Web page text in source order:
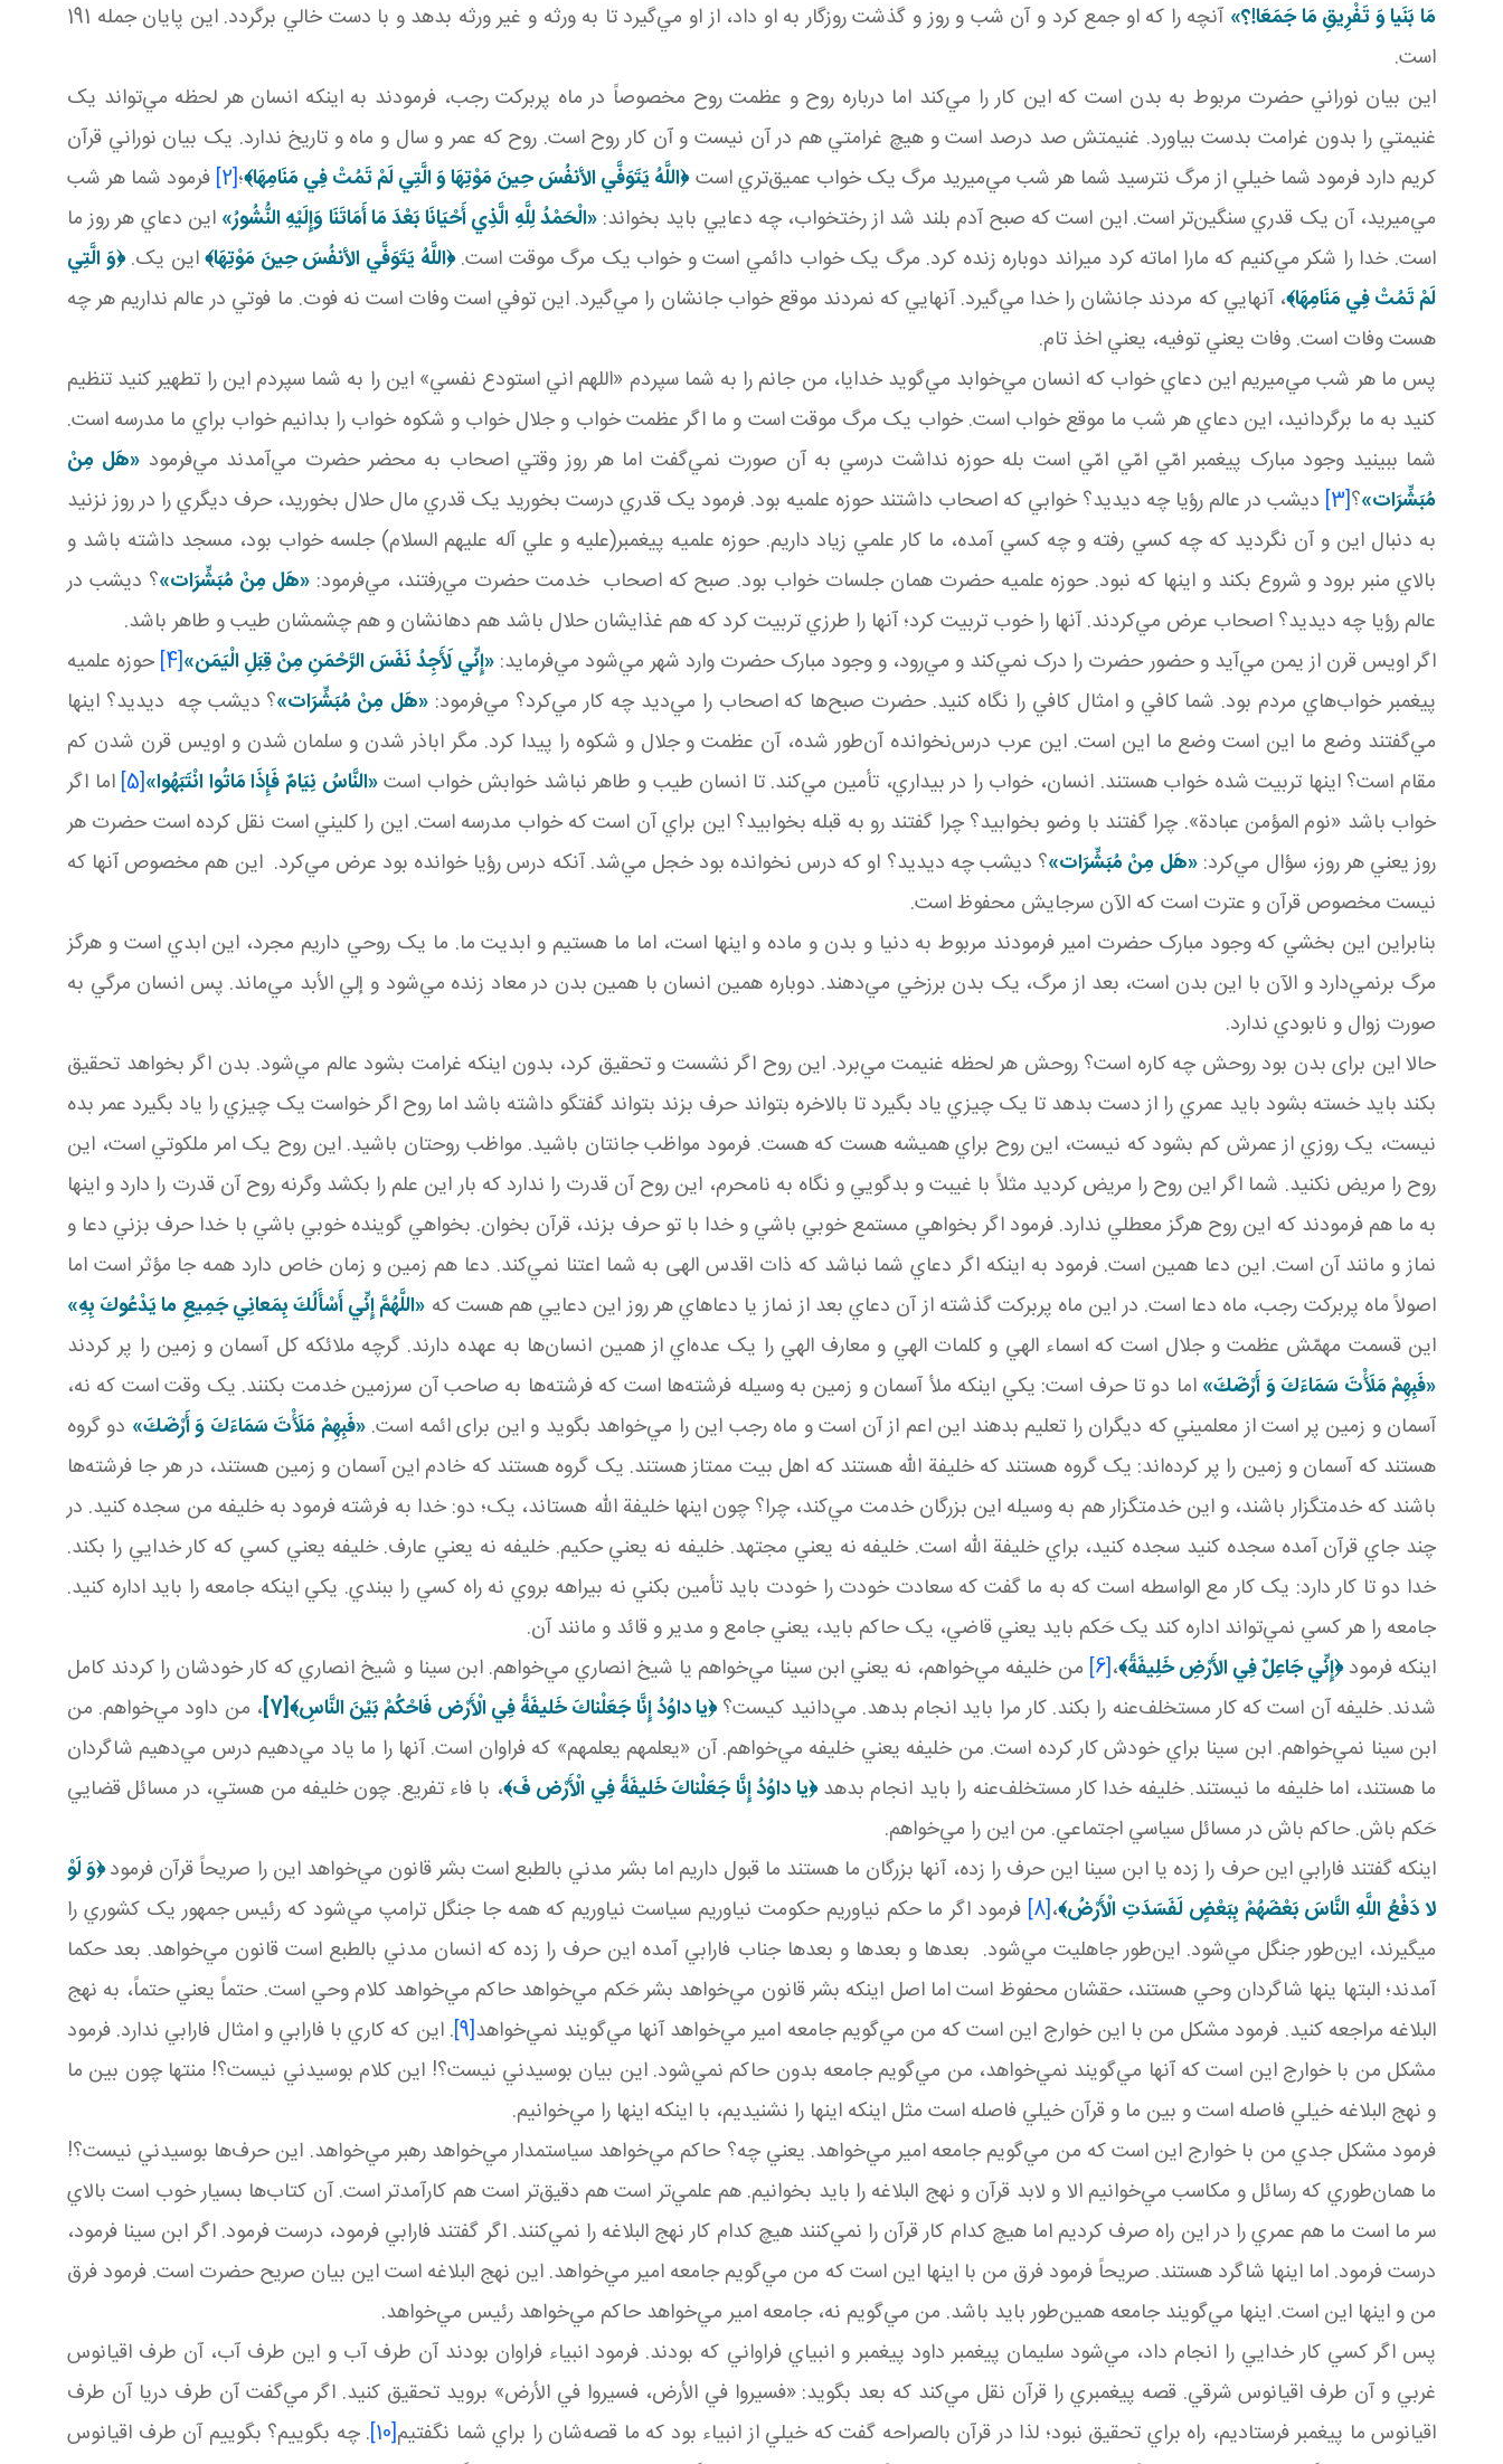
مَا بَنَيا وَ تَفْرِيقِ مَا جَمَعَا!؟»
آنچه را که او جمع کرد و آن شب و روز و گذشت روزگار به او داد، از او مي‌گيرد تا به ورثه و غير ورثه بدهد و با دست خالي برگردد. اين پايان جمله 191
است.
اين بيان نوراني حضرت مربوط به بدن است که اين کار را مي‌کند اما درباره روح و عظمت روح مخصوصاً در ماه پربرکت رجب، فرمودند به اينکه انسان هر لحظه مي‌تواند يک
غنيمتي را بدون غرامت بدست بياورد. غنيمتش صد درصد است و هيچ غرامتي هم در آن نيست و آن کار روح است. روح که عمر و سال و ماه و تاريخ ندارد. يک بيان نوراني قرآن
کريم دارد فرمود شما خيلي از مرگ نترسيد شما هر شب مي‌ميريد مرگ يک خواب عميق‌تري است﴿اللَّهُ يَتَوَفَّي الأنفُسَ حِينَ مَوْتِهَا وَ الَّتِي لَمْ تَمُتْ فِي مَنَامِهَا﴾؛[2]
فرمود شما هر شب
مي‌ميريد، آن يک قدري سنگين‌تر است. اين است که صبح آدم بلند شد از رختخواب، چه دعايي بايد بخواند:«الْحَمْدُ لِلَّهِ الَّذِي أَحْيَانَا بَعْدَ مَا أَمَاتَنَا وَإِلَيْهِ النُّشُورُ» اين دعاي هر روز ما
است. خدا را شکر مي‌کنيم که مارا اماته کرد ميراند دوباره زنده کرد. مرگ يک خواب دائمي است و خواب يک مرگ موقت است.﴿اللَّهُ يَتَوَفَّي الأنفُسَ حِينَ مَوْتِهَا﴾اين يک.﴿وَ الَّتِي
لَمْ تَمُتْ فِي مَنَامِهَا﴾، آنهايي که مردند جانشان را خدا مي‌گيرد. آنهايي که نمردند موقع خواب جانشان را مي‌گيرد. اين توفي است وفات است نه فوت. ما فوتي در عالم نداريم هر چه
هست وفات است. وفات يعني توفيه، يعني اخذ تام.
پس ما هر شب مي‌ميريم اين دعاي خواب که انسان مي‌خوابد مي‌گويد خدايا، من جانم را به شما سپردم «اللهم اني استودع نفسي» اين را به شما سپردم اين را تطهير کنيد تنظيم
کنيد به ما برگردانيد، اين دعاي هر شب ما موقع خواب است. خواب يک مرگ موقت است و ما اگر عظمت خواب و جلال خواب و شکوه خواب را بدانيم خواب براي ما مدرسه است.
شما ببينيد وجود مبارک پيغمبر امّي امّي امّي است بله حوزه نداشت درسي به آن صورت نمي‌گفت اما هر روز وقتي اصحاب به محضر حضرت مي‌آمدند مي‌فرمود «هَل مِنْ
مُبَشِّرَات»؟[3]
ديشب در عالم رؤيا چه ديديد؟ خوابي که اصحاب داشتند حوزه علميه بود. فرمود يک قدري درست بخوريد يک قدري مال حلال بخوريد، حرف ديگري را در روز نزنيد
به دنبال اين و آن نگرديد که چه کسي رفته و چه کسي آمده، ما کار علمي زياد داريم. حوزه علميه پيغمبر(عليه و علي آله عليهم السلام) جلسه خواب بود، مسجد داشته باشد و
بالاي منبر برود و شروع بکند و اينها که نبود. حوزه علميه حضرت همان جلسات خواب بود. صبح که اصحاب خدمت حضرت مي‌رفتند، مي‌فرمود: «هَل مِنْ مُبَشِّرَات»؟ ديشب در
عالم رؤيا چه ديديد؟ اصحاب عرض مي‌کردند. آنها را خوب تربيت کرد؛ آنها را طرزي تربيت کرد که هم غذايشان حلال باشد هم دهانشان و هم چشمشان طيب و طاهر باشد.
اگر اويس قرن از يمن مي‌آيد و حضور حضرت را درک نمي‌کند و مي‌رود، و وجود مبارک حضرت وارد شهر مي‌شود مي‌فرمايد:«إِنِّي لَأَجِدُ نَفَسَ الرَّحْمَنِ مِنْ قِبَلِ الْيَمَن‏»[4]
حوزه علميه
پيغمبر خواب‌هاي مردم بود. شما کافي و امثال کافي را نگاه کنيد. حضرت صبح‌ها که اصحاب را مي‌ديد چه کار مي‌کرد؟ مي‌فرمود: «هَل مِنْ مُبَشِّرَات»؟ ديشب چه ديديد؟ اينها
مي‌گفتند وضع ما اين است وضع ما اين است. اين عرب درس‌نخوانده آن‌طور شده، آن عظمت و جلال و شکوه را پيدا کرد. مگر اباذر شدن و سلمان شدن و اويس قرن شدن کم
مقام است؟ اينها تربيت شده خواب هستند. انسان، خواب را در بيداري، تأمين مي‌کند. تا انسان طيب و طاهر نباشد خوابش خواب است«النَّاسُ نِيَامٌ فَإِذَا مَاتُوا انْتَبَهُوا»[5]
اما اگر
خواب باشد «نوم المؤمن عبادة». چرا گفتند با وضو بخوابيد؟ چرا گفتند رو به قبله بخوابيد؟ اين براي آن است که خواب مدرسه است. اين را کليني است نقل کرده است حضرت هر
روز يعني هر روز، سؤال مي‌کرد: «هَل مِنْ مُبَشِّرَات»؟ ديشب چه ديديد؟ او که درس نخوانده بود خجل مي‌شد. آنکه درس رؤيا خوانده بود عرض مي‌کرد. اين هم مخصوص آنها که
نيست مخصوص قرآن و عترت است که الآن سرجايش محفوظ است.
بنابراين اين بخشي که وجود مبارک حضرت امير فرمودند مربوط به دنيا و بدن و ماده و اينها است، اما ما هستيم و ابديت ما. ما يک روحي داريم مجرد، اين ابدي است و هرگز
مرگ برنمي‌دارد و الآن با اين بدن است، بعد از مرگ، يک بدن برزخي مي‌دهند. دوباره همين انسان با همين بدن در معاد زنده مي‌شود و إلي الأبد مي‌ماند. پس انسان مرگي به
صورت زوال و نابودي ندارد.
حالا اين برای بدن بود روحش چه کاره است؟ روحش هر لحظه غنيمت مي‌برد. اين روح اگر نشست و تحقيق کرد، بدون اينکه غرامت بشود عالم مي‌شود. بدن اگر بخواهد تحقيق
بکند بايد خسته بشود بايد عمري را از دست بدهد تا يک چيزي ياد بگيرد تا بالاخره بتواند حرف بزند بتواند گفتگو داشته باشد اما روح اگر خواست يک چيزي را ياد بگيرد عمر بده
نيست، يک روزي از عمرش کم بشود که نيست، اين روح براي هميشه هست که هست. فرمود مواظب جانتان باشيد. مواظب روحتان باشيد. اين روح يک امر ملکوتي است، اين
روح را مريض نکنيد. شما اگر اين روح را مريض کرديد مثلاً با غيبت و بدگويي و نگاه به نامحرم، اين روح آن قدرت را ندارد که بار اين علم را بکشد وگرنه روح آن قدرت را دارد و اينها
به ما هم فرمودند که اين روح هرگز معطلي ندارد. فرمود اگر بخواهي مستمع خوبي باشي و خدا با تو حرف بزند، قرآن بخوان. بخواهي گوينده خوبي باشي با خدا حرف بزني دعا و
نماز و مانند آن است. اين دعا همين است. فرمود به اينکه اگر دعاي شما نباشد که ذات اقدس الهی به شما اعتنا نمي‌کند. دعا هم زمين و زمان خاص دارد همه جا مؤثر است اما
اصولاً ماه پربرکت رجب، ماه دعا است. در اين ماه پربرکت گذشته از آن دعاي بعد از نماز يا دعاهاي هر روز اين دعايي هم هست که «اللَّهُمَّ إِنِّي أَسْأَلُكَ بِمَعانِي جَمِيعِ ما يَدْعُوكَ بِهِ»
اين قسمت مهمّش عظمت و جلال است که اسماء الهي و کلمات الهي و معارف الهي را يک عده‌اي از همين انسان‌ها به عهده دارند. گرچه ملائکه کل آسمان و زمين را پر کردند
«فَبِهِمْ مَلَأْتَ سَمَاءَكَ وَ أَرْضَكَ» اما دو تا حرف است: يکي اينکه ملأ آسمان و زمين به وسيله فرشته‌ها است که فرشته‌ها به صاحب آن سرزمين خدمت بکنند. يک وقت است که نه،
آسمان و زمين پر است از معلميني که ديگران را تعليم بدهند اين اعم از آن است و ماه رجب اين را مي‌خواهد بگويد و اين برای ائمه است.«فَبِهِمْ مَلَأْتَ سَمَاءَكَ وَ أَرْضَكَ» دو گروه
هستند که آسمان و زمين را پر کرده‌اند: يک گروه هستند که خليفة الله‌ هستند که اهل بيت ممتاز هستند. يک گروه هستند که خادم اين آسمان و زمين‌ هستند، در هر جا فرشته‌ها
باشند که خدمتگزار باشند، و اين خدمتگزار هم به وسيله اين بزرگان خدمت مي‌کند، چرا؟ چون اينها خليفة الله هستاند، يک؛ دو: خدا به فرشته فرمود به خليفه من سجده کنيد. در
چند جاي قرآن آمده سجده کنيد سجده کنيد، براي خليفة الله است. خليفه نه يعني مجتهد. خليفه نه يعني حکيم. خليفه نه يعني عارف. خليفه يعني کسي که کار خدايي را بکند.
خدا دو تا کار دارد: يک کار مع الواسطه است که به ما گفت که سعادت خودت را خودت بايد تأمين بکني نه بيراهه بروي نه راه کسي را ببندي. يکي اينکه جامعه را بايد اداره کنيد.
جامعه را هر کسي نمي‌تواند اداره کند يک حَکم بايد يعني قاضي، يک حاکم بايد، يعني جامع و مدير و قائد و مانند آن.
اينکه فرمود﴿إِنِّي جَاعِلٌ فِي الأَرْضِ خَلِيفَةً﴾،[6]
من خليفه مي‌خواهم، نه يعني ابن سينا مي‌خواهم يا شيخ انصاري مي‌خواهم. ابن سينا و شيخ انصاري که کار خودشان را ‌کردند کامل
شدند. خليفه آن است که کار مستخلف‌عنه را بکند. کار مرا بايد انجام بدهد. مي‌دانيد کيست؟﴿يا داوُدُ إِنَّا جَعَلْناكَ خَليفَةً فِي الْأَرْض فَاحْكُمْ بَيْنَ النَّاسِ﴾[7]
، من داود مي‌خواهم. من
ابن سينا نمي‌خواهم. ابن سينا براي خودش کار کرده است. من خليفه يعني خليفه مي‌خواهم. آن «يعلمهم يعلمهم» که فراوان است. آنها را ما ياد مي‌دهيم درس مي‌دهيم شاگردان
ما هستند، اما خليفه ما نيستند. خليفه خدا کار مستخلف‌عنه را بايد انجام بدهد﴿يا داوُدُ إِنَّا جَعَلْناكَ خَليفَةً فِي الْأَرْض فَ﴾، با فاء تفريع. چون خليفه من هستي، در مسائل قضايي
حَکم باش. حاکم باش در مسائل سياسي اجتماعي. من اين را مي‌خواهم.
اينکه گفتند فارابي اين حرف را زده يا ابن سينا اين حرف را زده، آنها بزرگان ما هستند ما قبول داريم اما بشر مدني بالطبع است بشر قانون مي‌خواهد اين را صريحاً قرآن فرمود﴿وَ لَوْ
لا دَفْعُ اللَّهِ النَّاسَ بَعْضَهُمْ بِبَعْضٍ لَفَسَدَتِ الْأَرْضُ﴾،[8]
فرمود اگر ما حکم نياوريم حکومت نياوريم سياست نياوريم که همه جا جنگل ترامپ مي‌شود که رئيس جمهور يک کشوري را
می­گيرند، اين‌طور جنگل مي‌شود. اين‌طور جاهليت مي‌شود. بعدها و بعدها و بعدها جناب فارابي آمده اين حرف را زده که انسان مدني بالطبع است قانون مي‌خواهد. بعد حکما
آمدند؛ البتها ينها شاگردان وحي هستند، حقشان محفوظ است اما اصل اينکه بشر قانون مي‌خواهد بشر حَکم مي‌خواهد حاکم مي‌خواهد کلام وحي است. حتماً يعني حتماً، به نهج
البلاغه مراجعه کنيد. فرمود مشکل من با اين خوارج اين است که من مي‌گويم جامعه امير مي‌خواهد آنها مي‌گويند نمي‌خواهد[9] . اين که کاري با فارابي و امثال فارابي ندارد. فرمود
مشکل من با خوارج اين است که آنها مي‌گويند نمي‌خواهد، من مي‌گويم جامعه بدون حاکم نمي‌شود. اين بيان بوسيدني نيست؟! اين کلام بوسيدني نيست؟! منتها چون بين ما
و نهج البلاغه خيلي فاصله است و بين ما و قرآن خيلي فاصله است مثل اينکه اينها را نشنيديم، با اينکه اينها را مي‌خوانيم.
فرمود مشکل جدي من با خوارج اين است که من مي‌گويم جامعه امير مي‌خواهد. يعني چه؟ حاکم مي‌خواهد سياستمدار مي‌خواهد رهبر مي‌خواهد. اين حرف‌ها بوسيدني نيست؟!
ما همان‌طوري که رسائل و مکاسب مي‌خوانيم الا و لابد قرآن و نهج البلاغه را بايد بخوانيم. هم علمي‌تر است هم دقيق‌تر است هم کارآمدتر است. آن کتاب‌ها بسيار خوب است بالاي
سر ما است ما هم عمري را در اين راه صرف کرديم اما هيچ کدام کار قرآن را نمي‌کنند هيچ کدام کار نهج البلاغه را نمي‌کنند. اگر گفتند فارابي فرمود، درست فرمود. اگر ابن سينا فرمود،
درست فرمود. اما اينها شاگرد هستند. صريحاً فرمود فرق من با اينها اين است که من مي‌گويم جامعه امير مي‌خواهد. اين نهج البلاغه است اين بيان صريح حضرت است. فرمود فرق
من و اينها اين است. اينها مي‌گويند جامعه همين‌طور بايد باشد. من مي‌گويم نه، جامعه امير مي‌خواهد حاکم مي‌خواهد رئيس مي‌خواهد.
پس اگر کسي کار خدايي را انجام داد، مي‌شود سليمان پيغمبر داود پيغمبر و انبياي فراواني که بودند. فرمود انبياء فراوان بودند آن طرف آب و اين طرف آب، آن طرف اقيانوس
غربي و آن طرف اقيانوس شرقي. قصه پيغمبري را قرآن نقل مي‌کند که بعد بگويد: «فسيروا في الأرض، فسيروا في الأرض» برويد تحقيق کنيد. اگر مي‌گفت آن طرف دريا آن طرف
اقيانوس ما پيغمبر فرستاديم، راه براي تحقيق نبود؛ لذا در قرآن بالصراحه گفت که خيلي از انبياء بود که ما قصه‌شان را براي شما نگفتيم[10]
. چه بگوييم؟ بگوييم آن طرف اقيانوس